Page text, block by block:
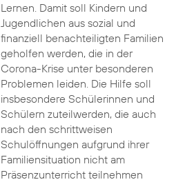
Lernen. Damit soll Kindern und
Jugendlichen aus sozial und
finanziell benachteiligten Familien
geholfen werden, die in der
Corona-Krise unter besonderen
Problemen leiden. Die Hilfe soll
insbesondere Schülerinnen und
Schülern zuteilwerden, die auch
nach den schrittweisen
Schulöffnungen aufgrund ihrer
Familiensituation nicht am
Präsenzunterricht teilnehmen